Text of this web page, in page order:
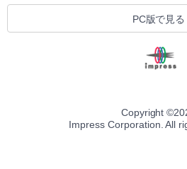
PC版で見る
Copyright ©
Impress Corporation. All